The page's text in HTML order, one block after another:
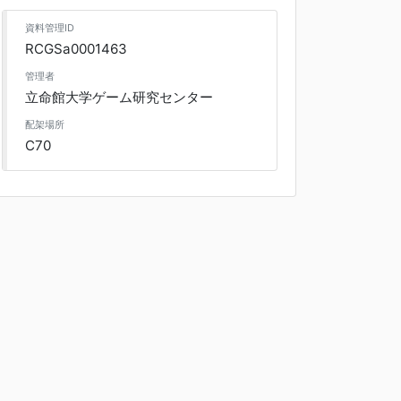
資料管理ID
RCGSa0001463
管理者
立命館大学ゲーム研究センター
配架場所
C70